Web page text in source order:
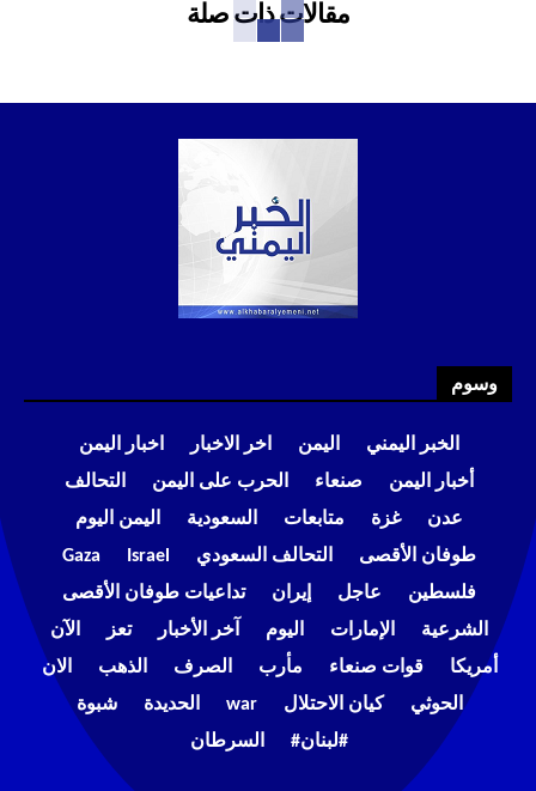
مقالات ذات صلة
وسوم
الخبر اليمني اليمن اخر الاخبار
اخبار اليمن
أخبار اليمن
صنعاء الحرب على اليمن
التحالف
عدن
غزة متابعات السعودية
اليمن اليوم
طوفان الأقصى
التحالف السعودي Israel
Gaza
فلسطين
عاجل إيران
تداعيات طوفان الأقصى
الشرعية
الإمارات اليوم آخر الأخبار تعز
الآن
أمريكا
قوات صنعاء مأرب الصرف الذهب
الان
الحوثي
كيان الاحتلال war الحديدة
شبوة
#لبنان#
السرطان